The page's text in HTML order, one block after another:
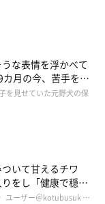
りと、
な表情を浮かべて
月の今、苦手を克
！
を見せていた元野犬の保
いて甘えるチワ
をし「健康で穏や
しい」と願う
ユーザー＠kotubusuk …